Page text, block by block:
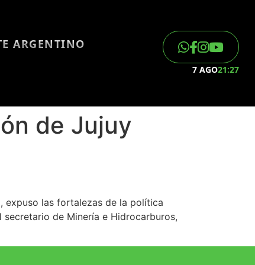
ARGENTINO
7 AGO21:27
de Jujuy
expuso las fortalezas de la política
de Minería e Hidrocarburos,